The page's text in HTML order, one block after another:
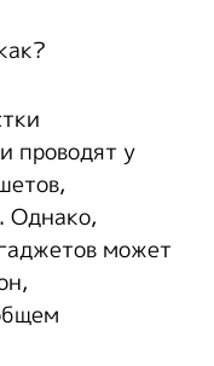
проводят у
Однако,
может